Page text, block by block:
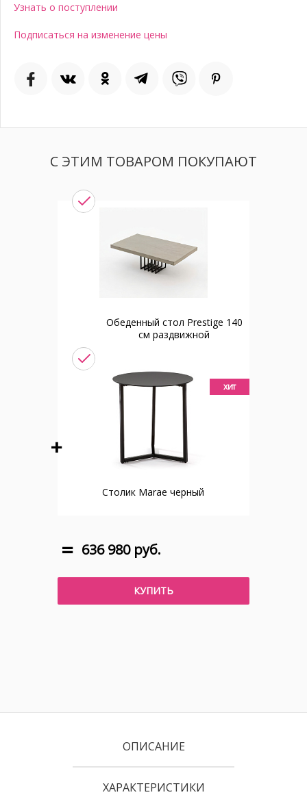
Узнать о поступлении
Подписаться на изменение цены
С ЭТИМ ТОВАРОМ ПОКУПАЮТ
Обеденный стол Prestige 140
см раздвижной
хит
Столик Marae черный
636 980 руб.
КУПИТЬ
ОПИСАНИЕ
ХАРАКТЕРИСТИКИ